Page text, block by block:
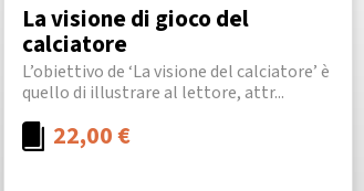
La visione di gioco del
calciatore
L’obiettivo de ‘La visione del calciatore’ è
quello di illustrare al lettore, attr...
22,00€